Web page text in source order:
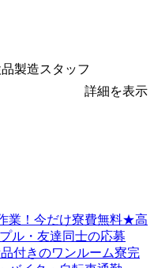
製造スタッフ
詳細を表示